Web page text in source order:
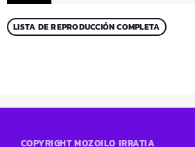
LISTA DE REPRODUCCIÓN COMPLETA
COPYRIGHT MOZOILO IRRATIA